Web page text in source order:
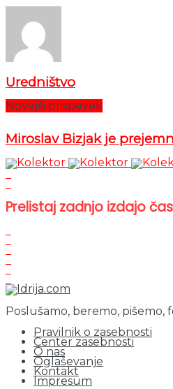
Uredništvo
Novejši prispevek
Miroslav Bizjak je
Prelistaj zadnjo izdajo
Poslušamo, beremo, pišemo,
Pravilnik o zasebnosti
Center zasebnosti
O nas
Oglaševanje
Kontakt
Impresum